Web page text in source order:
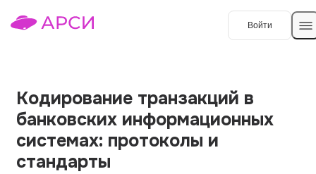
Войти
О сервисе
Кодирование транзакций в
банковских информационных
системах: протоколы и
стандарты